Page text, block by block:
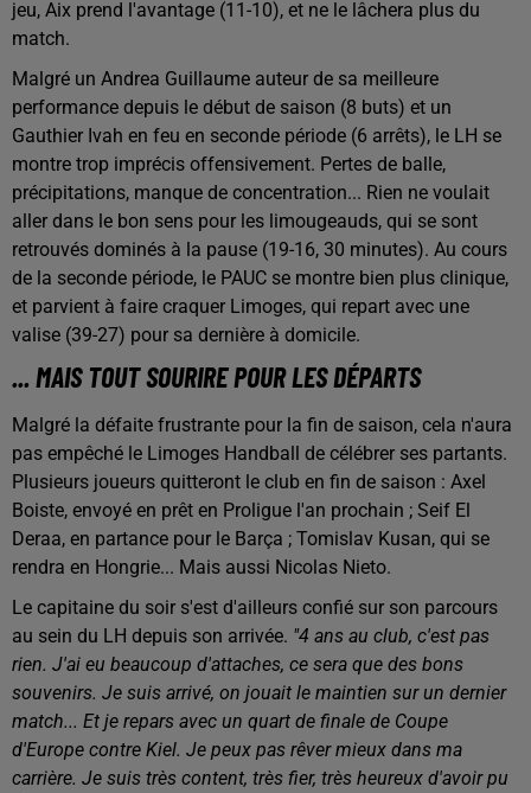
jeu, Aix prend l'avantage (11-10), et ne le lâchera plus du
match.
Malgré un Andrea Guillaume auteur de sa meilleure
performance depuis le début de saison (8 buts) et un
Gauthier Ivah en feu en seconde période (6 arrêts), le LH se
montre trop imprécis offensivement. Pertes de balle,
précipitations, manque de concentration... Rien ne voulait
aller dans le bon sens pour les limougeauds, qui se sont
retrouvés dominés à la pause (19-16, 30 minutes). Au cours
de la seconde période, le PAUC se montre bien plus clinique,
et parvient à faire craquer Limoges, qui repart avec une
valise (39-27) pour sa dernière à domicile.
... MAIS TOUT SOURIRE POUR LES DÉPARTS
Malgré la défaite frustrante pour la fin de saison, cela n'aura
pas empêché le Limoges Handball de célébrer ses partants.
Plusieurs joueurs quitteront le club en fin de saison : Axel
Boiste, envoyé en prêt en Proligue l'an prochain ; Seif El
Deraa, en partance pour le Barça ; Tomislav Kusan, qui se
rendra en Hongrie... Mais aussi Nicolas Nieto.
Le capitaine du soir s'est d'ailleurs confié sur son parcours
au sein du LH depuis son arrivée. "4 ans au club, c'est pas
rien. J'ai eu beaucoup d'attaches, ce sera que des bons
souvenirs. Je suis arrivé, on jouait le maintien sur un dernier
match... Et je repars avec un quart de finale de Coupe
d'Europe contre Kiel. Je peux pas rêver mieux dans ma
carrière. Je suis très content, très fier, très heureux d'avoir pu